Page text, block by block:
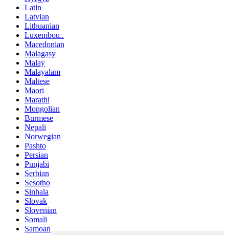
Latin
Latvian
Lithuanian
Luxembou..
Macedonian
Malagasy
Malay
Malayalam
Maltese
Maori
Marathi
Mongolian
Burmese
Nepali
Norwegian
Pashto
Persian
Punjabi
Serbian
Sesotho
Sinhala
Slovak
Slovenian
Somali
Samoan